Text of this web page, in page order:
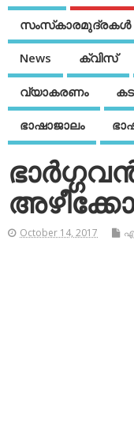
സംസ്‌കാരമുദ്രകള്‍
News ക്വിസ്
വ്യാകരണം
ഭാഷാജാലം
October 14, 2017